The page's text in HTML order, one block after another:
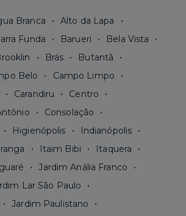
Branca
Alto da Lapa
Funda Barueri
Bela Vista
Brás
Butantã
Belo
Campo Limpo
Carandiru
Centro
Consolação
Higienópolis
Indianópolis
Itaim Bibi
Itaquera
Jardim Anália Franco
Lar São Paulo
Jardim Paulistano